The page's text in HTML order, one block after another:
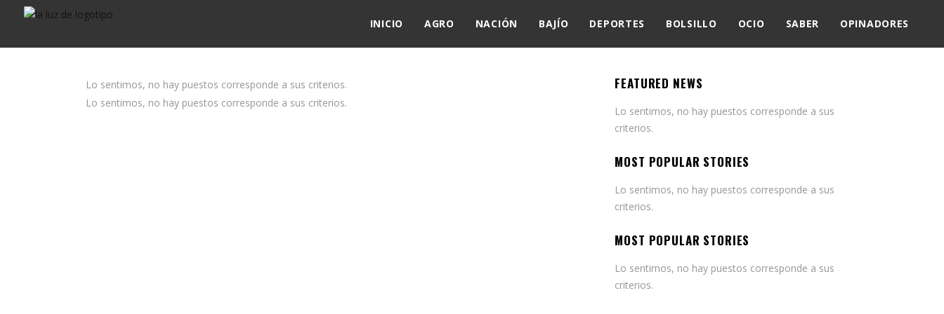
INICIO AGRO NACIÓN BAJÍO DEPORTES BOLSILLO OCIO SABER OPINADORES
Lo sentimos, no hay puestos corresponde a sus criterios.
Lo sentimos, no hay puestos corresponde a sus criterios.
FEATURED NEWS
Lo sentimos, no hay puestos corresponde a sus
criterios.
MOST POPULAR STORIES
Lo sentimos, no hay puestos corresponde a sus
criterios.
MOST POPULAR STORIES
Lo sentimos, no hay puestos corresponde a sus
criterios.